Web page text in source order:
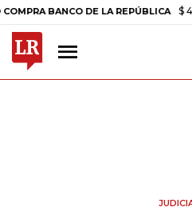
BANCO DE LA REPÚBLICA $